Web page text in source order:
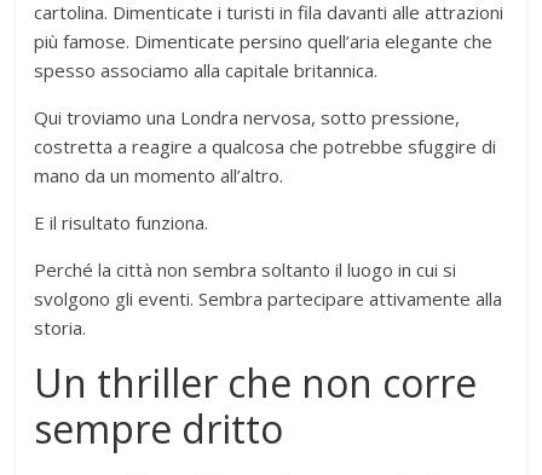
cartolina. Dimenticate i turisti in fila davanti alle attrazioni
più famose. Dimenticate persino quell’aria elegante che
spesso associamo alla capitale britannica.
Qui troviamo una Londra nervosa, sotto pressione,
costretta a reagire a qualcosa che potrebbe sfuggire di
mano da un momento all’altro.
E il risultato funziona.
Perché la città non sembra soltanto il luogo in cui si
svolgono gli eventi. Sembra partecipare attivamente alla
storia.
Un thriller che non corre
sempre dritto